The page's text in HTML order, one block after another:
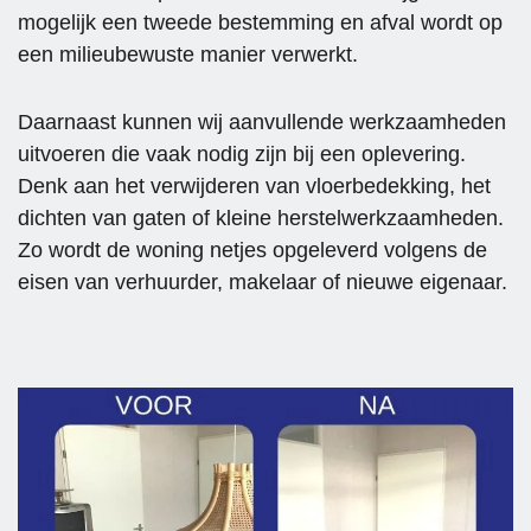
stap
Tony
&
team
ga zo
door!
👍🏻
vlot en
kort.
Daarn
aast
waard
enorm
planni
ng kon
worde
mogelijk een tweede bestemming en afval wordt op
een milieubewuste manier verwerkt.
Daarnaast kunnen wij aanvullende werkzaamheden
uitvoeren die vaak nodig zijn bij een oplevering.
Denk aan het verwijderen van vloerbedekking, het
dichten van gaten of kleine herstelwerkzaamheden.
Zo wordt de woning netjes opgeleverd volgens de
eisen van verhuurder, makelaar of nieuwe eigenaar.